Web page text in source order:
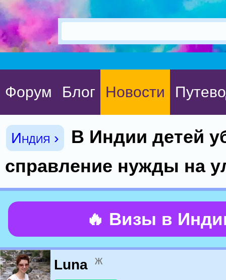
Форум Блог Новости
Индия ›
В Индии детей
справление нужды на
🔥 Визы в
Luna ж